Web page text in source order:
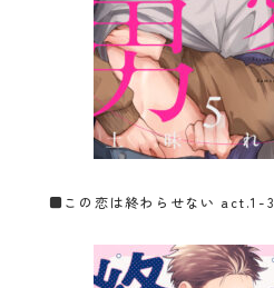
■ この恋は終わらせない act.1-3